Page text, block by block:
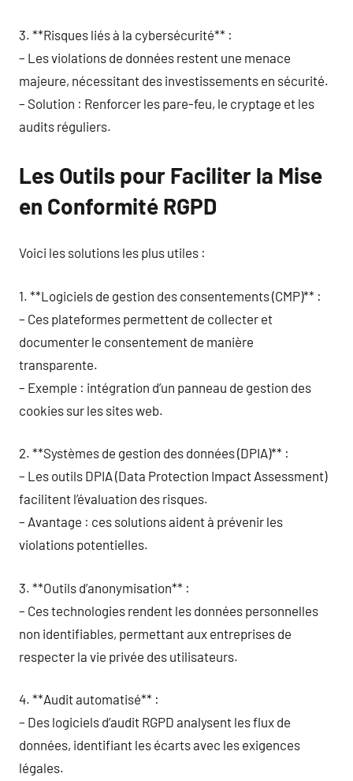
3. **Risques liés à la cybersécurité** :
– Les violations de données restent une menace
majeure, nécessitant des investissements en sécurité.
– Solution : Renforcer les pare-feu, le cryptage et les
audits réguliers.
Les Outils pour Faciliter la Mise
en Conformité RGPD
Voici les solutions les plus utiles :
1. **Logiciels de gestion des consentements (CMP)** :
– Ces plateformes permettent de collecter et
documenter le consentement de manière
transparente.
– Exemple : intégration d’un panneau de gestion des
cookies sur les sites web.
2. **Systèmes de gestion des données (DPIA)** :
– Les outils DPIA (Data Protection Impact Assessment)
facilitent l’évaluation des risques.
– Avantage : ces solutions aident à prévenir les
violations potentielles.
3. **Outils d’anonymisation** :
– Ces technologies rendent les données personnelles
non identifiables, permettant aux entreprises de
respecter la vie privée des utilisateurs.
4. **Audit automatisé** :
– Des logiciels d’audit RGPD analysent les flux de
données, identifiant les écarts avec les exigences
légales.